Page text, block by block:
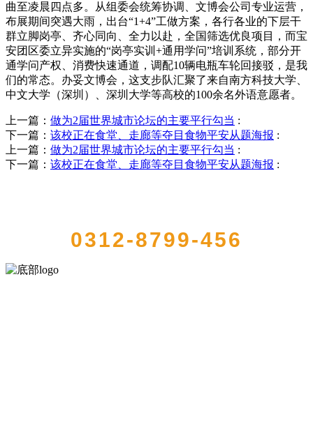
曲至凌晨四点多。从组委会统筹协调、文博会公司专业运营，
布展期间突遇大雨，出台“1+4”工做方案，各行各业的下层干
群立脚岗亭、齐心同向、全力以赴，全国筛选优良项目，而宝
安团区委立异实施的“岗亭实训+通用学问”培训系统，部分开
通学问产权、消费快速通道，调配10辆电瓶车轮回接驳，是我
们的常态。办妥文博会，这支步队汇聚了来自南方科技大学、
中文大学（深圳）、深圳大学等高校的100余名外语意愿者。
上一篇： 做为2届世界城市论坛的主要平行勾当 :
下一篇： 该校正在食堂、走廊等夺目食物平安从题海报 :
上一篇： 做为2届世界城市论坛的主要平行勾当 :
下一篇： 该校正在食堂、走廊等夺目食物平安从题海报 :
0312-8799-456